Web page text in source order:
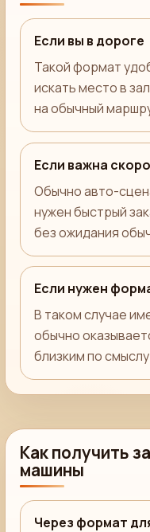
Если вы в дороге
Такой формат
искать место в
на обычный
Если важна
Обычно авто-
нужен быстрый
без ожидания
Если нужен
В таком случае
обычно
близким по
Как получить
машины
Через формат